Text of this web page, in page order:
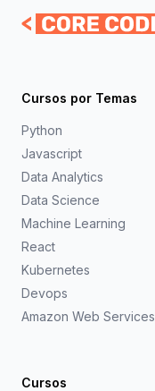
Cursos por Temas
Python
Javascript
Data Analytics
Data Science
Machine Learning
React
Kubernetes
Devops
Amazon Web Services
Cursos